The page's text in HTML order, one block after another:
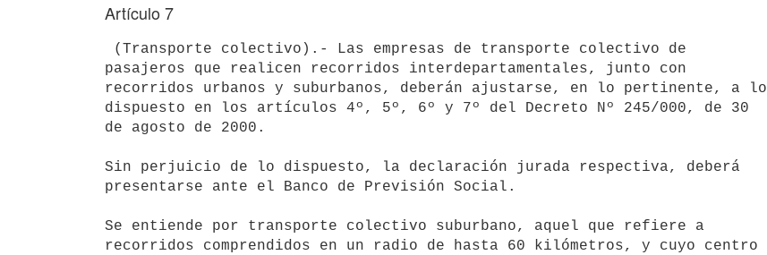
Artículo 7
pasajeros que realicen recorridos interdepartamentales, junto con
recorridos urbanos y suburbanos, deberán ajustarse, en lo pertinente, a lo
dispuesto en los artículos 4º, 5º, 6º y 7º del Decreto Nº 245/000, de 30
de agosto de 2000.
Sin perjuicio de lo dispuesto, la declaración jurada respectiva, deberá
presentarse ante el Banco de Previsión Social.
Se entiende por transporte colectivo suburbano, aquel que refiere a
recorridos comprendidos en un radio de hasta 60 kilómetros, y cuyo centro